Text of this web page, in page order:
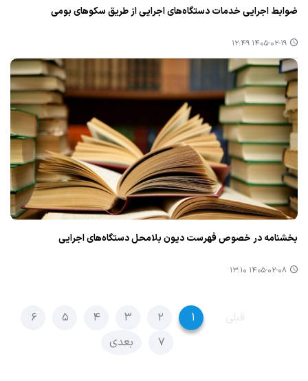
ضوابط اجرایی خدمات دستگاه‌های اجرایی از طریق سکوهای بومی
۱۴۰۵-۰۲-۱۹ ۱۲:۴۹
بخشنامه در خصوص فهرست دیون بلامحل دستگاه‌های اجرایی
۱۴۰۵-۰۲-۰۸ ۱۳:۱۰
قبلی ۱ ۲ ۳ ۴ ۵
۶
۷
بعدی